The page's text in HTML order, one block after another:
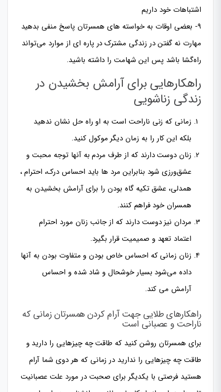
اشتباهات خود داریم
۹- بعضی اوقات به خواسته های همسرتان پاسخ منفی بدهید
مهارت نه گفتن در زندگی مشترک در پاره ای از موارد می‌تواند
راه‌گشا باشد پس این شهامت را داشته باشید.
راهکارهایی برای آرامش بخشیدن در
زندگی زناشویی
زمانی که زنی ناراحت است به او راه حل نشان ندهید
بلکه این کار را به زمان دیگر موکول کنید.
زنان دوست دارند که از طرف مردم به آنها توجه محبت و
عشق‌ورزی شود بنابراین مرد ها باید احساس درک، احترام ،
همدلی، عشق تکیه گاه بودن را برای آرامش بخشیدن به
همسران خود فراهم کنند.
مردان نیز دوست دارند که از جانب زنان مورد احترام
اعتماد تعهد و صمیمیت قرار بگیرد.
زنان زمانی که احساس خاص بودن و متفاوت بودن به آنها
داده می‌شود بسیار خوشحال و شاد شده و احساس
آرامش می کند.
راهکارهای طلایی جهت آرام کردن همسرتان زمانی که
ناراحت و عصبانی است
برای همسرتان روشن کنید که طاقت چه چیزهایی را دارید و
طاقت چه چیزهایی را ندارید در زمانی که هر دوی شما آرام
هستید فرصتی با یکدیگر برای صحبت در مورد علت عصبانیت